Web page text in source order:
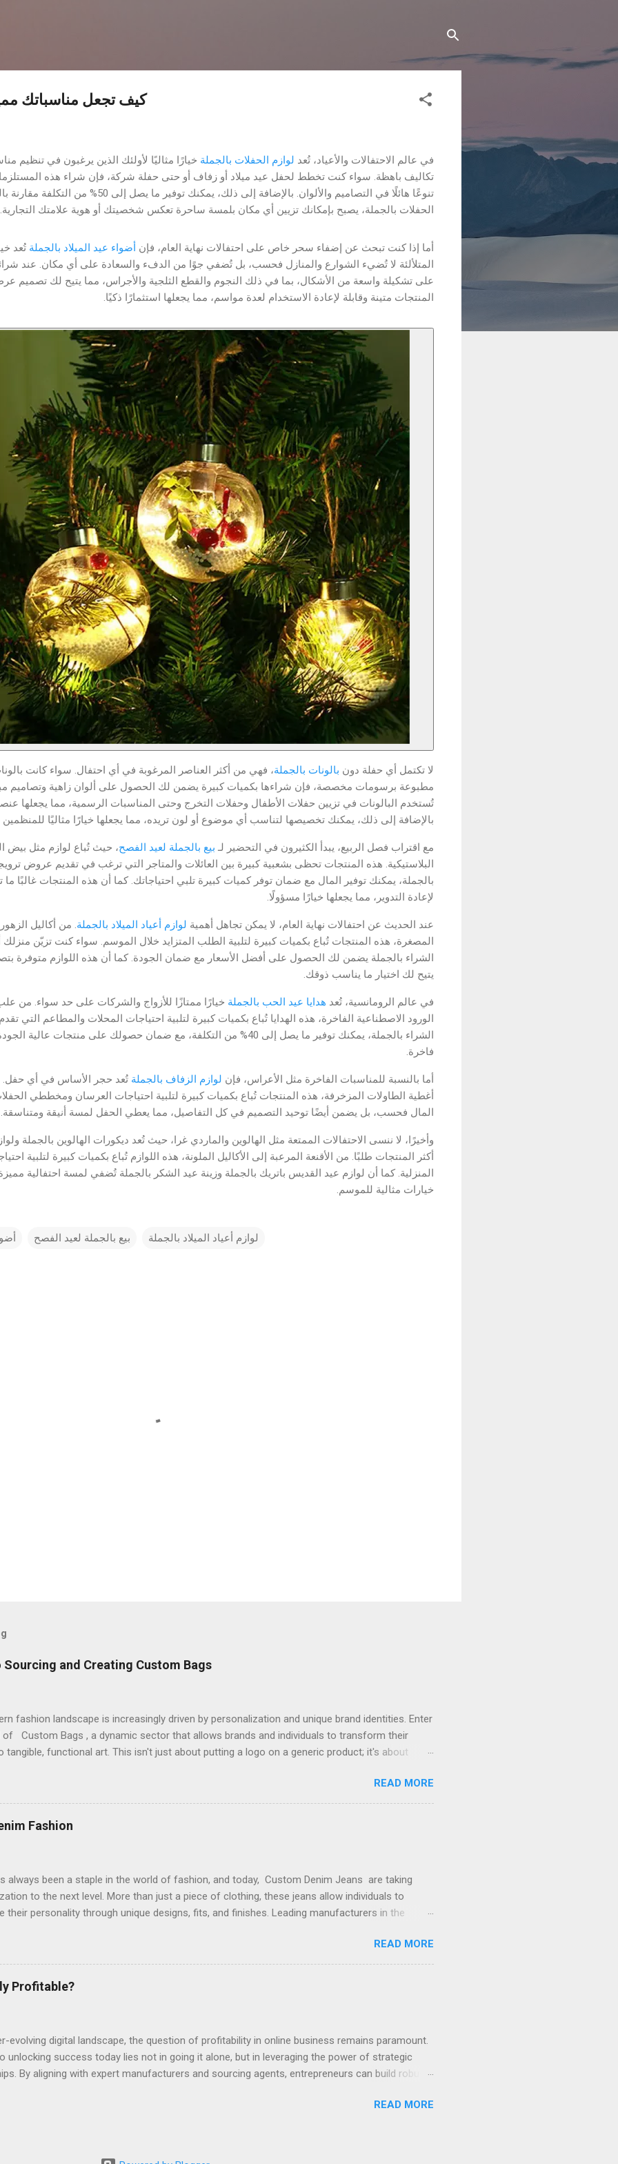
كيف تجعل مناسباتك
في عالم الاحتفالات والأعياد، تُعد لوازم الحفلات بالجملة خيارًا مثاليًا لأولئك الذين يرغبون في تنظيم
تكاليف باهظة. سواء كنت تخطط لحفل عيد ميلاد أو زفاف أو حتى حفلة شركة، فإن شراء هذه
تنوعًا هائلًا في التصاميم والألوان. بالإضافة إلى ذلك، يمكنك
الحفلات بالجملة، يصبح بإمكانك تزيين أي مكان بلمسة ساحرة تعكس شخصيتك أو هوية علامتك التجارية.
أما إذا كنت تبحث عن إضفاء سحر خاص على احتفالات نهاية العام، فإن أضواء عيد الميلاد بالجملة تُعد
المتلألئة لا تُضيء الشوارع والمنازل فحسب، بل تُضفي جوًا من الدفء والسعادة على أي مكان. عند
على تشكيلة واسعة من الأشكال، بما في ذلك النجوم والقطع الثلجية والأجراس، مما يتيح لك تصميم
المنتجات متينة وقابلة لإعادة الاستخدام لعدة مواسم، مما يجعلها استثمارًا ذكيًا.
لا تكتمل أي حفلة دون بالونات بالجملة، فهي من أكثر العناصر المرغوبة في أي احتفال. سواء كانت
مطبوعة برسومات مخصصة، فإن شراءها بكميات كبيرة يضمن لك الحصول على ألوان زاهية وتصاميم
تُستخدم البالونات في تزيين حفلات الأطفال وحفلات التخرج وحتى المناسبات الرسمية، مما يجعلها
بالإضافة إلى ذلك، يمكنك تخصيصها لتناسب أي موضوع أو لون تريده، مما يجعلها خيارًا مثاليًا للمنظمين
مع اقتراب فصل الربيع، يبدأ الكثيرون في التحضير لـ بيع بالجملة لعيد الفصح، حيث تُباع لوازم مثل بيض
البلاستيكية. هذه المنتجات تحظى بشعبية كبيرة بين العائلات والمتاجر التي ترغب في تقديم عروض
بالجملة، يمكنك توفير المال مع ضمان توفر كميات كبيرة تلبي احتياجاتك. كما أن هذه المنتجات غالبًا ما
لإعادة التدوير، مما يجعلها خيارًا مسؤولًا.
عند الحديث عن احتفالات نهاية العام، لا يمكن تجاهل أهمية لوازم أعياد الميلاد بالجملة . من أكاليل
المصغرة، هذه المنتجات تُباع بكميات كبيرة لتلبية الطلب المتزايد خلال الموسم. سواء كنت تزيّن منزلك
الشراء بالجملة يضمن لك الحصول على أفضل الأسعار مع ضمان الجودة. كما أن هذه اللوازم متوفرة
يتيح لك اختيار ما يناسب ذوقك.
في عالم الرومانسية، تُعد هدايا عيد الحب بالجملة خيارًا ممتازًا للأزواج والشركات على حد سواء. من
الورود الاصطناعية الفاخرة، هذه الهدايا تُباع بكميات كبيرة لتلبية احتياجات المحلات والمطاعم التي
الشراء بالجملة، يمكنك توفير ما يصل إلى 40% من التكلفة، مع ضمان حصولك على
فاخرة.
أما بالنسبة للمناسبات الفاخرة مثل الأعراس، فإن لوازم الزفاف بالجملة تُعد حجر الأساس في أي حفل.
أغطية الطاولات المزخرفة، هذه المنتجات تُباع بكميات كبيرة لتلبية احتياجات العرسان ومخططي
المال فحسب، بل يضمن أيضًا توحيد التصميم في كل التفاصيل، مما يعطي الحفل لمسة أنيقة ومتناسقة.
وأخيرًا، لا ننسى الاحتفالات الممتعة مثل الهالوين والماردي غرا، حيث تُعد ديكورات الهالوين بالجملة
أكثر المنتجات طلبًا. من الأقنعة المرعبة إلى الأكاليل الملونة، هذه اللوازم تُباع بكميات كبيرة لتلبية
المنزلية. كما أن لوازم عيد القديس باتريك بالجملة وزينة عيد الشكر بالجملة تُضفي لمسة احتفالية
خيارات مثالية للموسم.
بيع بالجملة لعيد الفصح لوازم أعياد الميلاد بالجملة
and Creating Custom Bags
fashion landscape is increasingly driven by personalization and unique brand identities. Enter
of Custom Bags , a dynamic sector that allows brands and individuals to transform their
tangible, functional art. This isn't just about putting a logo on a generic product; it's about
out in a crowded marketplace. For aspiring entrepreneurs, this represents a phenomenal
to build a brand from the ground up. For daily essentials and versatile carry-alls, many brands
Custom Tote Bags . These bags serve as a perfect canvas for bold prints and durable canvas
READ MORE
Fashion
always been a staple in the world of fashion, and today, Custom Denim Jeans are taking
to the next level. More than just a piece of clothing, these jeans allow individuals to
their personality through unique designs, fits, and finishes. Leading manufacturers in the
a statement piece. While denim jeans are iconic, pairing them with high-quality outerwear
complete wardrobe. Custom Denim Jackets offer unmatched versatility and creativity, letting
embroidery, patches, and washes to suit their style. The top custom jeans
often extend their expertise into jackets, ensuring the same attention to fabric, stitching,
READ MORE
Profitable?
evolving digital landscape, the question of profitability in online business remains paramount.
unlocking success today lies not in going it alone, but in leveraging the power of strategic
By aligning with expert manufacturers and sourcing agents, entrepreneurs can build robust,
about e-commerce. One of the primary challenges new online businesses face is managing the
from factory vetting to shipment consolidation. This expertise allows you to focus on
READ MORE